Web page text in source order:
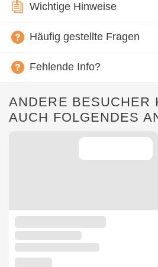
Wichtige Hinweise
Häufig gestellte Fragen
Fehlende Info?
ANDERE BESUCHER
AUCH FOLGENDES